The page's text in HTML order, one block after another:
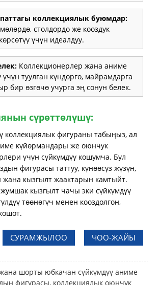
коллекциялык буюмдар:
столдордо же кооздук
үчүн идеалдуу.
Коллекционерлер жана аниме
үчүн туулган күндөргө, майрамдарга
бир өзгөчө учурга эң сонун белек.
сүрөттөлүшү:
коллекциялык фигураны табыңыз, ал
күйөрмандары же оюнчук
үчүн сүйкүмдүү кошумча. Бул
фигурасы таттуу, күнөөсүз жүзүн,
жана кызгылт жаактарын камтыйт.
кызгылт чачы эки сүйкүмдүү
төөнөгүч менен кооздолгон,
СУРАМЖЫЛОО ЧОО-ЖАЙЫ